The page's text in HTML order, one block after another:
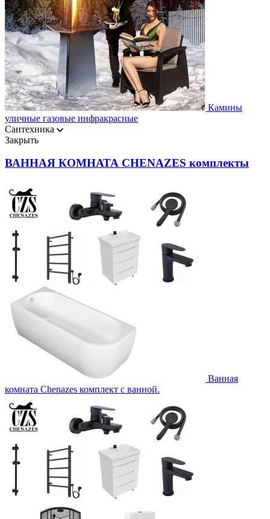
Камины
уличные газовые инфракрасные
Сантехника
Закрыть
ВАННАЯ КОМНАТА CHENAZES комплекты
Ванная
комната Chenazes комплект с ванной.